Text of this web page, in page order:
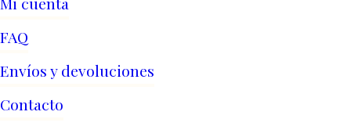
FAQ
Envíos y devoluciones
Contacto